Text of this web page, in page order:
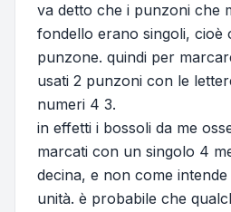
va detto che i punzoni che
fondello erano singoli, cioè
punzone. quindi per
usati 2 punzoni con le
numeri 4 3.
in effetti i bossoli da me
marcati con un singolo 4
decina, e non come
unità. è probabile che